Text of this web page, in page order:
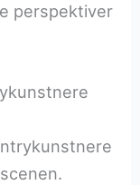
perspektiver